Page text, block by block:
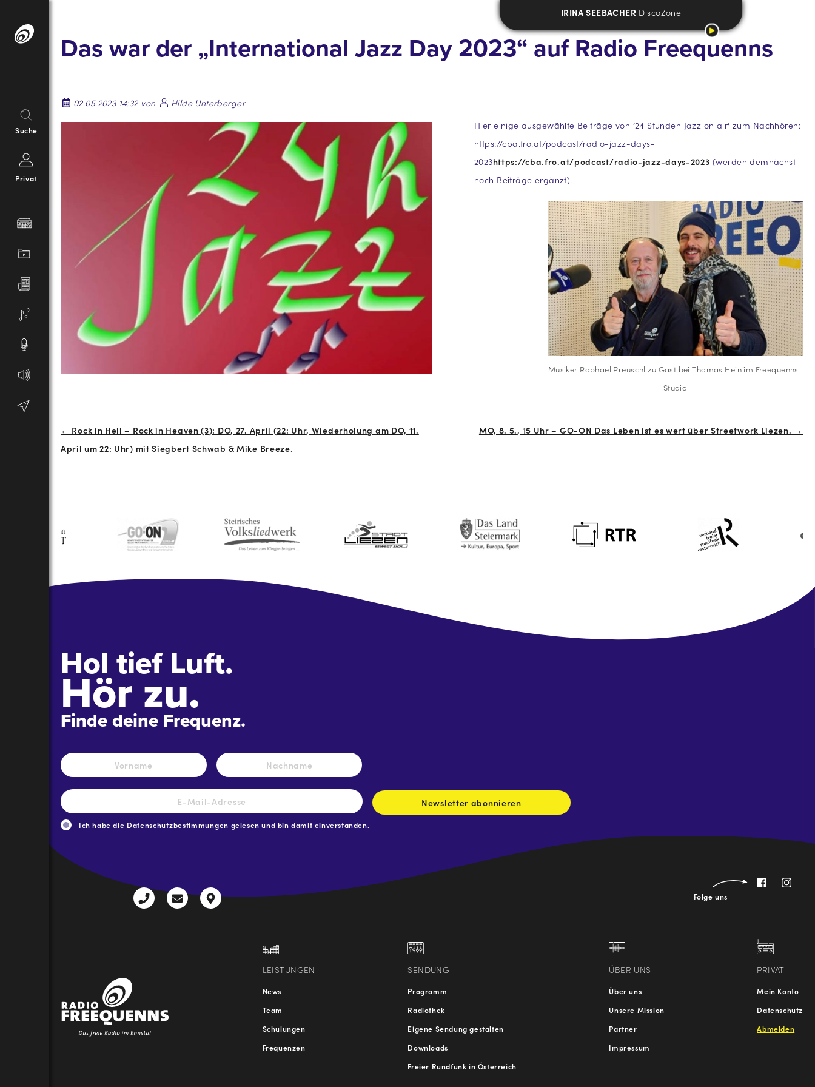
Inhalt
Suche
Privat
IRINA SEEBACHER DiscoZone
Das war der „International Jazz Day 2023“ auf Radio Freequenns
02.05.2023 14:32 von
Hilde Unterberger
Hier einige ausgewählte Beiträge von ’24 Stunden Jazz on air‘ zum Nachhören:
https://cba.fro.at/podcast/radio-jazz-days-
2023https://cba.fro.at/podcast/radio-jazz-days-2023 (werden demnächst
noch Beiträge ergänzt).
Musiker Raphael Preuschl zu Gast bei Thomas Hein im Freequenns-
Studio
Navigation
← Rock in Hell – Rock in Heaven (3): DO, 27. April (22: Uhr, Wiederholung am DO, 11.
April um 22: Uhr) mit Siegbert Schwab & Mike Breeze.
MO, 8. 5., 15 Uhr – GO-ON Das Leben ist es wert über Streetwork Liezen. →
Hol tief Luft.
Hör zu.
Finde deine Frequenz.
Name *
Vorname Nachname
E-
Mail-
Adresse *
Newsletter abonnieren
Ich habe die Datenschutzbestimmungen gelesen und bin damit einverstanden.
Folge uns
+43
radio@freequenns.at
Kulturhausstraße
LEISTUNGEN
News
Team
Schulungen
Frequenzen
SENDUNG
Programm
Radiothek
Eigene Sendung gestalten
Downloads
Freier Rundfunk in Österreich
ÜBER UNS
Über uns
Unsere Mission
Partner
Impressum
PRIVAT
Mein Konto
Datenschutz
Abmelden